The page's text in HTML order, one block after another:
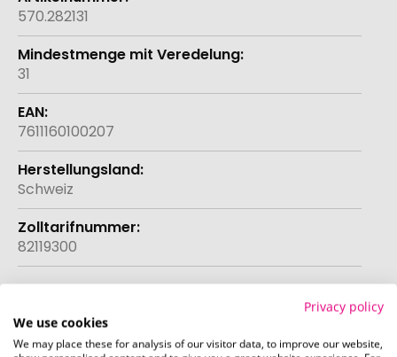
570.282131
31
7611160100207
Schweiz
82119300
Mehr anzeigen
Privacy policy
We use cookies
We may place these for analysis of our visitor data, to improve our website,